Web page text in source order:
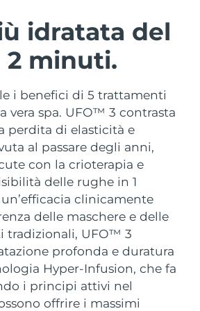
idratata del
2 minuti.
i benefici di 5 trattamenti
vera spa. UFO™ 3 contrasta
perdita di elasticità e
al passare degli anni,
con la crioterapia e
delle rughe in 1
clinicamente
delle maschere e delle
tradizionali, UFO™ 3
profonda e duratura
Hyper-Infusion, che fa
i principi attivi nel
offrire i massimi
4 pacchetto
massage
4 Plus
LED heating
4 Men
anti-aging massage
2 pacchetto
toning
2 go
toning on-the-go
2 eyes & lips
line smoothing device
3 pacchetto
facial hydration
3 LED
and red light therapy
Igiene orale
4
silicone sonic toothbrush
4 plus
hybrid silicone sonic toothbrush
ANTI-AGE FAQ™
Trattamenti LED
NEW
Consegna stimata8/8/26
Consegna stimata
Consegna stimata 8/14/26
Consegna stimata
Consegna stimata8/13/26
Consegna stimata
Consegna stimata8/12/26
Consegna stimata